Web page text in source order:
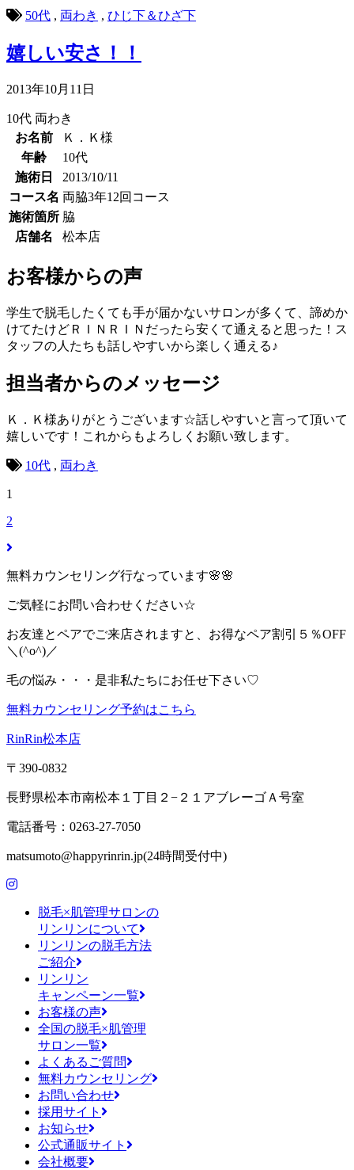
50代 , 両わき , ひじ下＆ひざ下
嬉しい安さ！！
2013年10月11日
10代 両わき
お名前
Ｋ．Ｋ様
年齢
10代
施術日
2013/10/11
コース名 両脇3年12回コース
施術箇所 脇
店舗名
松本店
お客様からの声
学生で脱毛したくても手が届かないサロンが多くて、諦めか
けてたけどＲＩＮＲＩＮだったら安くて通えると思った！ス
タッフの人たちも話しやすいから楽しく通える♪
担当者からのメッセージ
Ｋ．Ｋ様ありがとうございます☆話しやすいと言って頂いて
嬉しいです！これからもよろしくお願い致します。
10代 , 両わき
1
2
無料カウンセリング行なっています🌸🌸
ご気軽にお問い合わせください☆
お友達とペアでご来店されますと、お得なペア割引５％OFF
＼(^o^)／
毛の悩み・・・是非私たちにお任せ下さい♡
無料カウンセリング予約はこちら
RinRin松本店
〒390-0832
長野県松本市南松本１丁目２−２１アブレーゴＡ号室
電話番号：0263-27-7050
matsumoto@happyrinrin.jp(24時間受付中)
脱毛×肌管理サロンの
リンリンについて
リンリンの脱毛方法
ご紹介
リンリン
キャンペーン一覧
お客様の声
全国の脱毛×肌管理
サロン一覧
よくあるご質問
無料カウンセリング
お問い合わせ
採用サイト
お知らせ
公式通販サイト
会社概要